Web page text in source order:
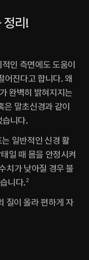
정리!
인 측면에도 도움이
어진다고 합니다. 왜
완벽히 밝혀지지는
말초신경과 같이
습니다.
일반적인 신경 활
일 때 몸을 안정시켜
치가 낮아질 경우 불
니다.2